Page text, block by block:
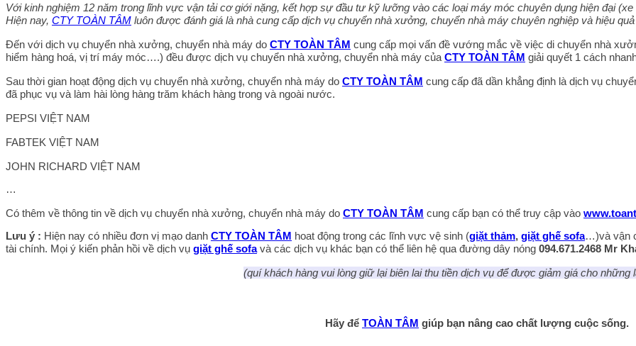
Với kinh nghiệm 12 năm trong lĩnh vực vận tải cơ giới nặng, kết hợp sự đầu tư kỹ lưỡng vào các loại máy móc chuyên dụng hiện đại
Hiện nay, CTY TOÀN TÂM luôn được đánh giá là nhà cung cấp dịch vụ chuyển nhà xưởng, chuyển nhà máy chuyên nghiệp và hiệu quả
Đến với dịch vụ chuyển nhà xưởng, chuyển nhà máy do CTY TOÀN TÂM cung cấp mọi vấn đề vướng mắc về việc di chuyển nhà
hiểm hàng hoá, vị trí máy móc….) đều được dịch vụ chuyển nhà xưởng, chuyển nhà máy của CTY TOÀN TÂM giải quyết 1 cách
Sau thời gian hoạt động dịch vụ chuyển nhà xưởng, chuyển nhà máy do CTY TOÀN TÂM cung cấp đã dần khẳng định là dịch vụ
đã phục vụ và làm hài lòng hàng trăm khách hàng trong và ngoài nước.
PEPSI VIỆT NAM
FABTEK VIỆT NAM
JOHN RICHARD VIỆT NAM
…
Có thêm về thông tin về dịch vụ chuyển nhà xưởng, chuyển nhà máy do CTY TOÀN TÂM cung cấp bạn có thể truy cập vào
Lưu ý : Hiện nay có nhiều đơn vị mạo danh CTY TOÀN TÂM hoat động trong các lĩnh vực vệ sinh (giặt thảm, giặt ghế sofa…)và vận
tài chính. Mọi ý kiến phản hồi về dịch vụ giặt ghế sofa và các dịch vụ khác bạn có thể liên hệ qua đường dây nóng 094.671.2468 Mr
(quí khách hàng vui lòng giữ lại biên lai thu tiền dịch vụ để được giảm giá cho những
Hãy để TOÀN TÂM giúp bạn nâng cao chất lượng cuộc sống.